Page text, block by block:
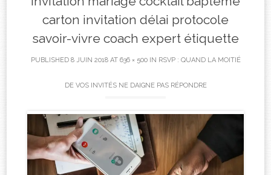
carton invitation délai protocole
savoir-vivre coach expert étiquette
PUBLISHED 8 JUIN 2018AT 636 × 500IN RSVP : QUAND LA MOITIÉ
DE VOS INVITÉS NE DAIGNE PAS RÉPONDRE